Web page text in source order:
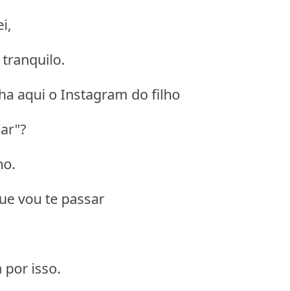
aqui o Instagram do filho
vou te passar
por isso.